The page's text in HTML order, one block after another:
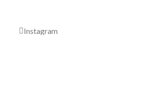
Instagram